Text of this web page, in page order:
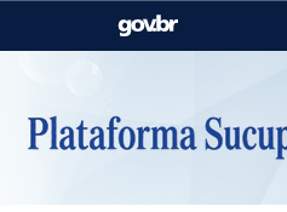
Casa Civil
Pecuária e Abastecimento